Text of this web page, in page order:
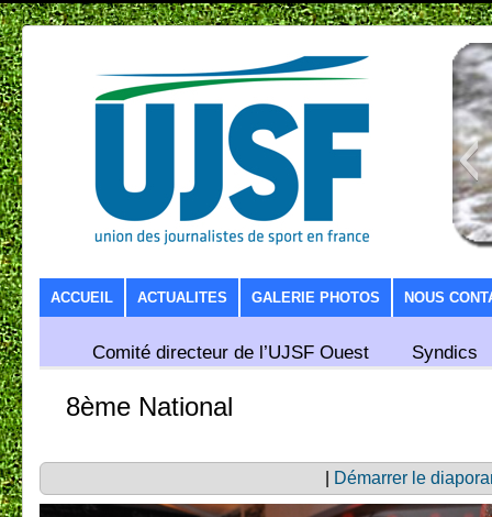
SKIP TO CONTENT
ACCUEIL ACTUALITES GALERIE PHOTOS NOUS
Comité directeur de l’UJSF Ouest Syndics
8ème National
Démarrer le